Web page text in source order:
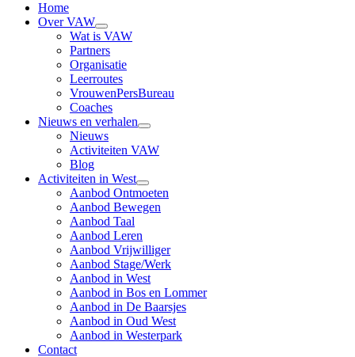
Home
Over VAW
Wat is VAW
Partners
Organisatie
Leerroutes
VrouwenPersBureau
Coaches
Nieuws en verhalen
Nieuws
Activiteiten VAW
Blog
Activiteiten in West
Aanbod Ontmoeten
Aanbod Bewegen
Aanbod Taal
Aanbod Leren
Aanbod Vrijwilliger
Aanbod Stage/Werk
Aanbod in West
Aanbod in Bos en Lommer
Aanbod in De Baarsjes
Aanbod in Oud West
Aanbod in Westerpark
Contact